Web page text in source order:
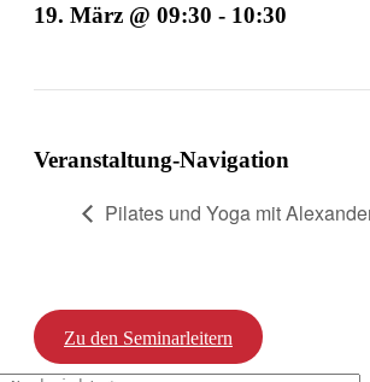
19. März @ 09:30 - 10:30
Veranstaltung-Navigation
Pilates und Yoga mit
Zu den Seminarleitern